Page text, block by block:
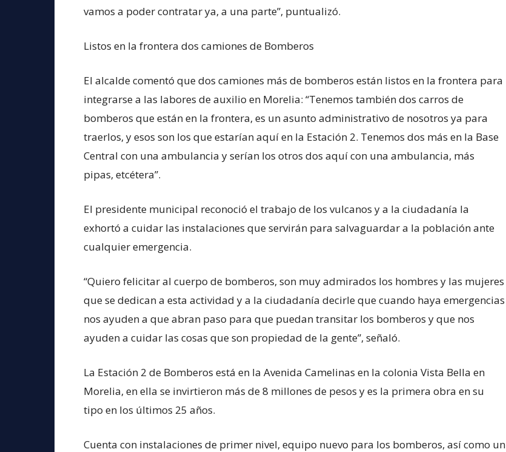
vamos a poder contratar ya, a una parte”, puntualizó.
Listos en la frontera dos camiones de Bomberos
El alcalde comentó que dos camiones más de bomberos están listos en la frontera para
integrarse a las labores de auxilio en Morelia: “Tenemos también dos carros de
bomberos que están en la frontera, es un asunto administrativo de nosotros ya para
traerlos, y esos son los que estarían aquí en la Estación 2. Tenemos dos más en la Base
Central con una ambulancia y serían los otros dos aquí con una ambulancia, más
pipas, etcétera”.
El presidente municipal reconoció el trabajo de los vulcanos y a la ciudadanía la
exhortó a cuidar las instalaciones que servirán para salvaguardar a la población ante
cualquier emergencia.
“Quiero felicitar al cuerpo de bomberos, son muy admirados los hombres y las mujeres
que se dedican a esta actividad y a la ciudadanía decirle que cuando haya emergencias
nos ayuden a que abran paso para que puedan transitar los bomberos y que nos
ayuden a cuidar las cosas que son propiedad de la gente”, señaló.
La Estación 2 de Bomberos está en la Avenida Camelinas en la colonia Vista Bella en
Morelia, en ella se invirtieron más de 8 millones de pesos y es la primera obra en su
tipo en los últimos 25 años.
Cuenta con instalaciones de primer nivel, equipo nuevo para los bomberos, así como un